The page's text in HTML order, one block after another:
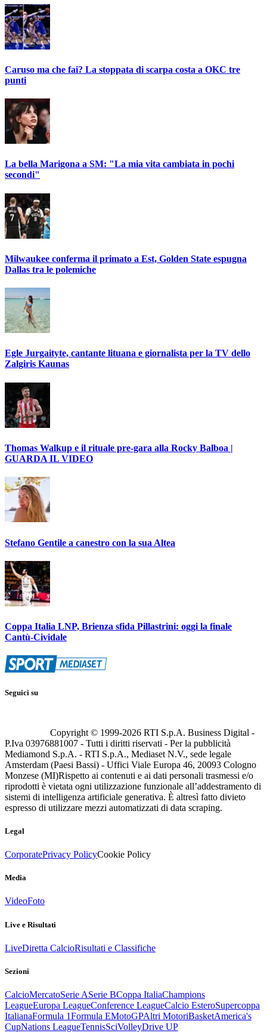
Caruso ma che fai? La stoppata di scarpa costa a OKC tre
punti
La bella Marigona a SM: "La mia vita cambiata in pochi
secondi"
Milwaukee conferma il primato a Est, Golden State espugna
Dallas tra le polemiche
Egle Jurgaityte, cantante lituana e giornalista per la TV dello
Zalgiris Kaunas
Thomas Walkup e il rituale pre-gara alla Rocky Balboa |
GUARDA IL VIDEO
Stefano Gentile a canestro con la sua Altea
Coppa Italia LNP, Brienza sfida Pillastrini: oggi la finale
Cantù-Cividale
Seguici su
Copyright © 1999-2026 RTI S.p.A. Business Digital -
P.Iva 03976881007 - Tutti i diritti riservati - Per la pubblicità
Mediamond S.p.A. - RTI S.p.A., Mediaset N.V., sede legale
Amsterdam (Paesi Bassi) - Uffici Viale Europa 46, 20093 Cologno
Monzese (MI)Rispetto ai contenuti e ai dati personali trasmessi e/o
riprodotti è vietata ogni utilizzazione funzionale all’addestramento di
sistemi di intelligenza artificiale generativa. È altresì fatto divieto
espresso di utilizzare mezzi automatizzati di data scraping.
Legal
CorporatePrivacy PolicyCookie Policy
Media
VideoFoto
Live e Risultati
LiveDiretta CalcioRisultati e Classifiche
Sezioni
CalcioMercatoSerie ASerie BCoppa ItaliaChampions
LeagueEuropa LeagueConference LeagueCalcio EsteroSupercoppa
ItalianaFormula 1Formula EMotoGPAltri MotoriBasketAmerica's
CupNations LeagueTennisSciVolleyDrive UP